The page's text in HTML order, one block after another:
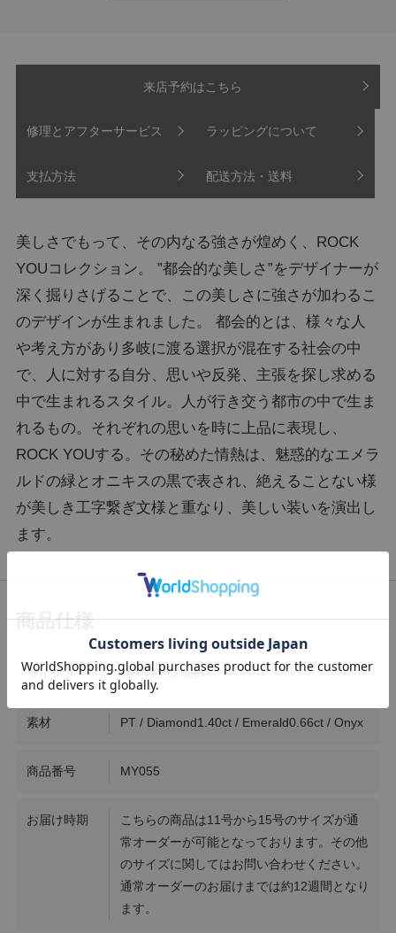
来店予約はこちら
修理とアフターサービス ラッピングについて
支払方法 配送方法・送料
美しさでもって、その内なる強さが煌めく、ROCK
YOUコレクション。 ”都会的な美しさ”をデザイナーが
深く掘りさげることで、この美しさに強さが加わるこ
のデザインが生まれました。 都会的とは、様々な人
や考え方があり多岐に渡る選択が混在する社会の中
で、人に対する自分、思いや反発、主張を探し求める
中で生まれるスタイル。人が行き交う都市の中で生ま
れるもの。それぞれの思いを時に上品に表現し、
ROCK YOUする。その秘めた情熱は、魅惑的なエメラ
ルドの緑とオニキスの黒で表され、絶えることない様
が美しき工字繋ぎ文様と重なり、美しい装いを演出し
ます。
サイズ 最大幅約0.9cm
素材 PT / Diamond1.40ct / Emerald0.66ct / Onyx
商品番号 MY055
お届け時期
こちらの商品は11号から15号のサイズが通
常オーダーが可能となっております。その他
のサイズに関してはお問い合わせください。
通常オーダーのお届けまでは約12週間となり
ます。